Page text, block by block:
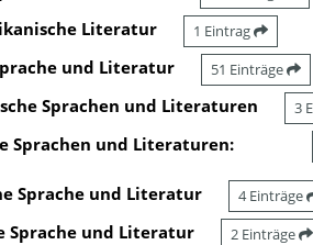
Literatur 1 Eintrag
und Literatur 51 Einträge
Sprachen und Literaturen 3
Sprachen und Literaturen:
Sprache und Literatur 4 Einträge
Sprache und Literatur 2 Einträge